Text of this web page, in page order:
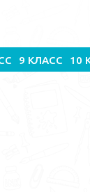
9 КЛАСС 10